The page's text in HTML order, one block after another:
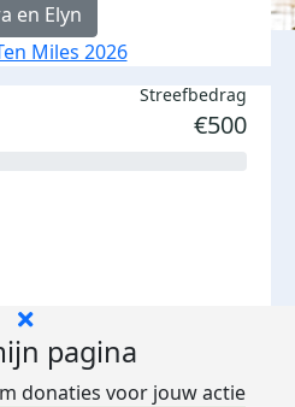
en Elyn
Miles 2026
Streefbedrag
€500
pagina
donaties voor jouw actie